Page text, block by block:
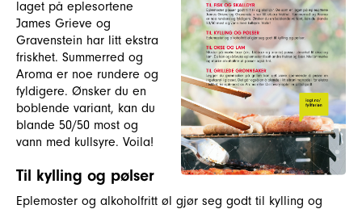
laget på eplesortene
James Grieve og
Gravenstein har litt ekstra
friskhet. Summerred og
Aroma er noe rundere og
fyldigere. Ønsker du en
boblende variant, kan du
blande 50/50 most og
vann med kullsyre. Voila!
Til kylling og pølser
Eplemoster og alkoholfritt øl gjør seg godt til kylling og